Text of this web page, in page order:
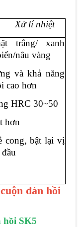
Xử lí nhiệt
trắng/ xanh
nâu vàng
và khả năng
cao hơn
HRC 30~50
hơn
cong, bật lại vị
đàn hồi
hồi SK5